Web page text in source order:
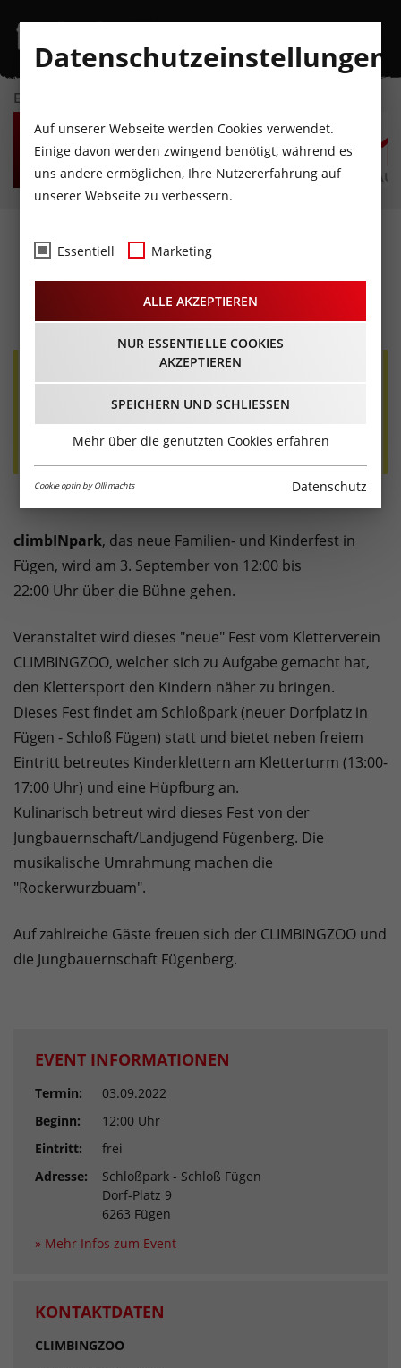
EVENTKALENDER
SO
9
AUGUST
MO
10
AUGUST
DI
11
AUGUST
MI
12
AUGUST
DO
13
AUGUST
climbINpark: Kinder- und
Familienfest Fügen
03.09.2022 - Beginn 12:00 Uhr
climbINpark, das neue Familien- und Kinderfest in
Fügen, wird am 3. September von 12:00 bis
22:00 Uhr über die Bühne gehen.
Veranstaltet wird dieses "neue" Fest vom Kletterverein
CLIMBINGZOO, welcher sich zu Aufgabe gemacht hat,
den Klettersport den Kindern näher zu bringen.
Dieses Fest findet am Schloßpark (neuer Dorfplatz in
Fügen - Schloß Fügen) statt und bietet neben freiem
Eintritt betreutes Kinderklettern am Kletterturm (13:00-
17:00 Uhr) und eine Hüpfburg an.
Kulinarisch betreut wird dieses Fest von der
Jungbauernschaft/Landjugend Fügenberg. Die
musikalische Umrahmung machen die
"Rockerwurzbuam".
Auf zahlreiche Gäste freuen sich der CLIMBINGZOO und
die Jungbauernschaft Fügenberg.
EVENT INFORMATIONEN
Termin:
03.09.2022
Beginn:
12:00 Uhr
Eintritt:
frei
Adresse:
Schloßpark - Schloß Fügen
Dorf-Platz 9
6263 Fügen
» Mehr Infos zum Event
KONTAKTDATEN
CLIMBINGZOO
Datenschutzeinstellungen
Auf unserer Webseite werden Cookies verwendet.
Einige davon werden zwingend benötigt, während es
uns andere ermöglichen, Ihre Nutzererfahrung auf
unserer Webseite zu verbessern.
Essentiell Marketing
ALLE AKZEPTIEREN
NUR ESSENTIELLE COOKIES
AKZEPTIEREN
SPEICHERN UND SCHLIESSEN
Mehr über die genutzten Cookies erfahren
Cookie optin by Olli machts Datenschutz